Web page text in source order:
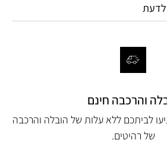
לדעת
והרכבה חינם
לביתכם ללא עלות של הובלה והרכבה
של רהיטים.